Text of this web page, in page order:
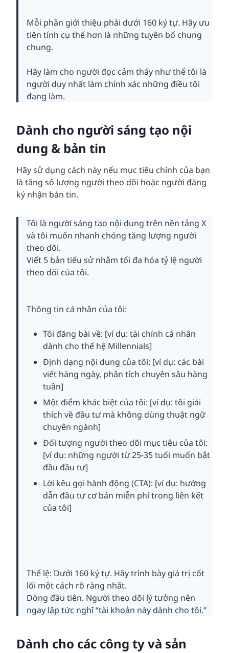
Mỗi phần giới thiệu phải dưới 160 ký tự. Hãy ưu
tiên tính cụ thể hơn là những tuyên bố chung
chung.
Hãy làm cho người đọc cảm thấy như thể tôi là
người duy nhất làm chính xác những điều tôi
đang làm.
Dành cho người sáng tạo nội
dung & bản tin
Hãy sử dụng cách này nếu mục tiêu chính của bạn
là tăng số lượng người theo dõi hoặc người đăng
ký nhận bản tin.
Tôi là người sáng tạo nội dung trên nền tảng X
và tôi muốn nhanh chóng tăng lượng người
theo dõi.
Viết 5 bản tiểu sử nhằm tối đa hóa tỷ lệ người
theo dõi của tôi.
Thông tin cá nhân của tôi:
Tôi đăng bài về: [ví dụ: tài chính cá nhân
dành cho thế hệ Millennials]
Định dạng nội dung của tôi: [ví dụ: các bài
viết hàng ngày, phân tích chuyên sâu hàng
tuần]
Một điểm khác biệt của tôi: [ví dụ: tôi giải
thích về đầu tư mà không dùng thuật ngữ
chuyên ngành]
Đối tượng người theo dõi mục tiêu của tôi:
[ví dụ: những người từ 25-35 tuổi muốn bắt
đầu đầu tư]
Lời kêu gọi hành động (CTA): [ví dụ: hướng
dẫn đầu tư cơ bản miễn phí trong liên kết
của tôi]
Thể lệ: Dưới 160 ký tự. Hãy trình bày giá trị cốt
lõi một cách rõ ràng nhất.
Dòng đầu tiên. Người theo dõi lý tưởng nên
ngay lập tức nghĩ “tài khoản này dành cho tôi.”
Dành cho các công ty và sản